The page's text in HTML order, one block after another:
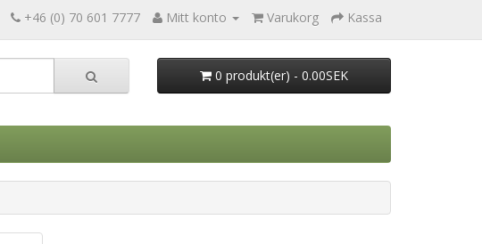
+46 (0) 70 601 7777 Mitt konto Varukorg Kassa
0 produkt(er) - 0.00SEK